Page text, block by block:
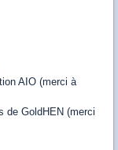
AIO (merci à
de GoldHEN (merci